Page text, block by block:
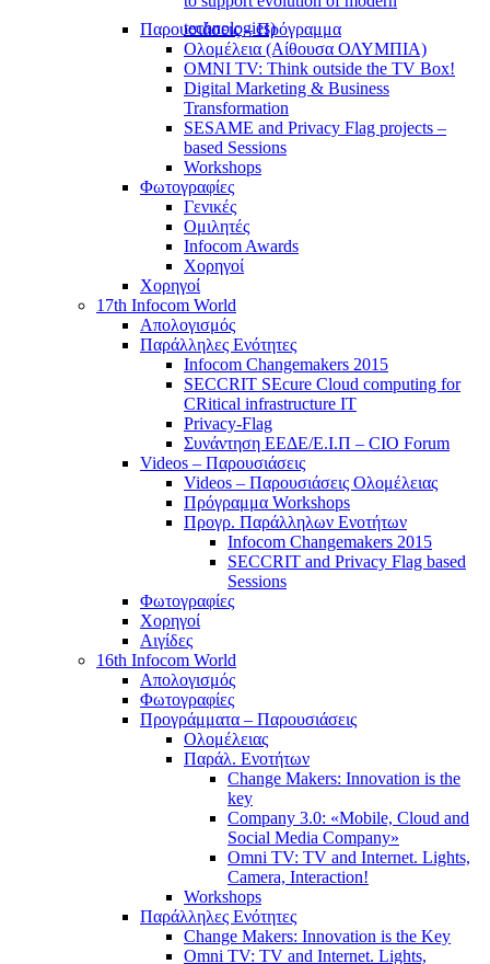
technologies)
Παρουσιάσεις – Πρόγραμμα
Ολομέλεια (Αίθουσα ΟΛΥΜΠΙΑ)
OMNI TV: Think outside the TV Box!
Digital Marketing & Business
Transformation
SESAME and Privacy Flag projects –
based Sessions
Workshops
Φωτογραφίες
Γενικές
Ομιλητές
Infocom Awards
Χορηγοί
Χορηγοί
17th Infocom World
Απολογισμός
Παράλληλες Ενότητες
Infocom Changemakers 2015
SECCRIT SEcure Cloud computing for
CRitical infrastructure IT
Privacy-Flag
Συνάντηση ΕΕΔΕ/Ε.Ι.Π – CIO Forum
Videos – Παρουσιάσεις
Videos – Παρουσιάσεις Ολομέλειας
Πρόγραμμα Workshops
Προγρ. Παράλληλων Ενοτήτων
Infocom Changemakers 2015
SECCRIT and Privacy Flag based
Sessions
Φωτογραφίες
Χορηγοί
Αιγίδες
16th Infocom World
Απολογισμός
Φωτογραφίες
Προγράμματα – Παρουσιάσεις
Ολομέλειας
Παράλ. Ενοτήτων
Change Makers: Innovation is the
key
Company 3.0: «Mobile, Cloud and
Social Media Company»
Omni TV: TV and Internet. Lights,
Camera, Interaction!
Workshops
Παράλληλες Ενότητες
Change Makers: Innovation is the Key
Omni TV: TV and Internet. Lights,